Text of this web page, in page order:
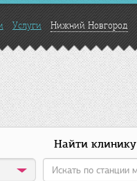
Услуги Нижний Новгород
Найти клинику